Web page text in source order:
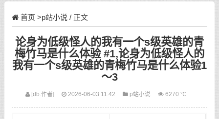
首页 >p站小说 / 正文
论身为低级怪人的我有一个s级英雄的青
梅竹马是什么体验 #1,论身为低级怪人的
我有一个s级英雄的青梅竹马是什么体验1
～3
[db:作者] 2026-06-03 11:42 p站小说 6270 ℃